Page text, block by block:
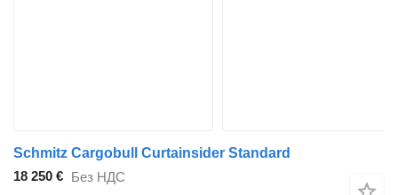
Schmitz Cargobull Curtainsider Standard
18 250 € Без НДС